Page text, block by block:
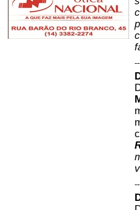
Oiê irmá Cida!!! Estou aprendendo
período de METANÓIA
Gente...boa tarde! Minhas tardes
espuritualizada com o novo
VILMA S. ANDRADE -